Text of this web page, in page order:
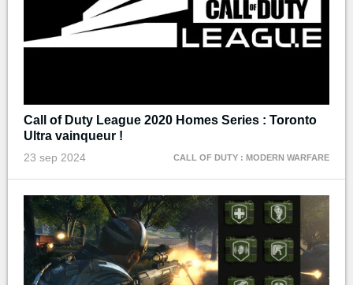
Call of Duty League 2020 Homes Series : Toronto
Ultra vainqueur !
23 sep 2024 CALL OF DUTY : MODERN WARFARE